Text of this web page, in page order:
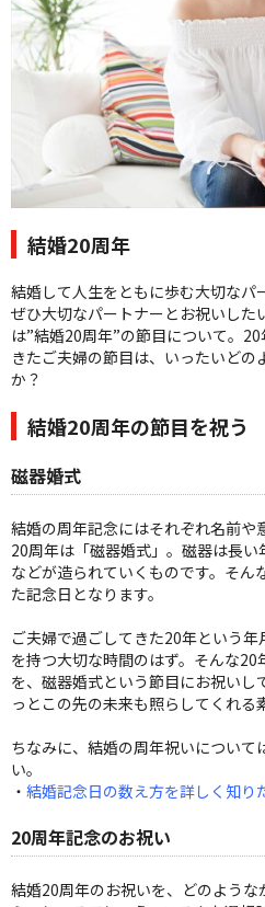
サービス
お役立ち記事
フェア・ニュース
ブログ・お客様の声
カタログ請求
よくあるご質問|会
お問い合わせ|プ
結婚20周年
結婚して人生をともに歩む大切なパ
ぜひ大切なパートナーとお祝いした
は”結婚20周年”の節目について。
きたご夫婦の節目は、いったいどの
か？
結婚20周年の節目を祝う
磁器婚式
結婚の周年記念にはそれぞれ名前や
20周年は「磁器婚式」。磁器は長
などが造られていくものです。そん
た記念日となります。
ご夫婦で過ごしてきた20年という
を持つ大切な時間のはず。そんな
を、磁器婚式という節目にお祝いし
っとこの先の未来も照らしてくれる
ちなみに、結婚の周年祝いについて
い。
・ 結婚記念日の数え方を詳しく知り
20周年記念のお祝い
結婚20周年のお祝いを、どのよう